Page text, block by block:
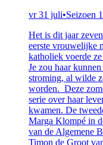
vr 31 juli•Seizoen
Het is dit jaar
eerste vrouwelijke
katholiek voerde
Je zou haar
stroming, al wilde
worden. Deze
serie over haar
kwamen. De
Marga Klompé in
van de Algemene
Timon de Groot